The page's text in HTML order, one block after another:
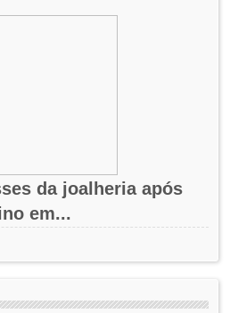
da joalheria após
em...